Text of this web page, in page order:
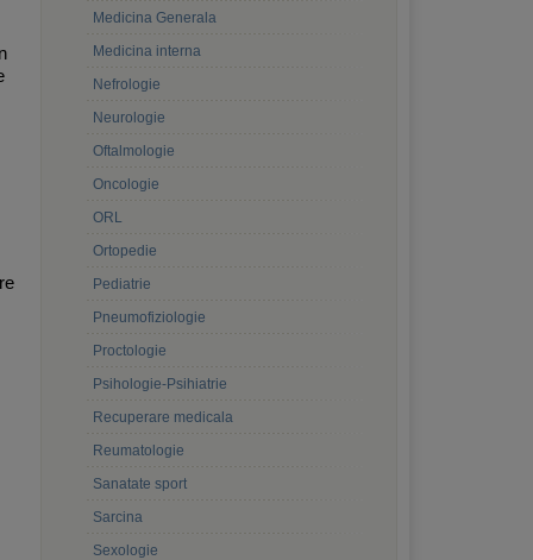
Medicina Generala
Medicina interna
Nefrologie
Neurologie
Oftalmologie
Oncologie
ORL
Ortopedie
Pediatrie
Pneumofiziologie
Proctologie
Psihologie-Psihiatrie
Recuperare medicala
Reumatologie
Sanatate sport
Sarcina
Sexologie